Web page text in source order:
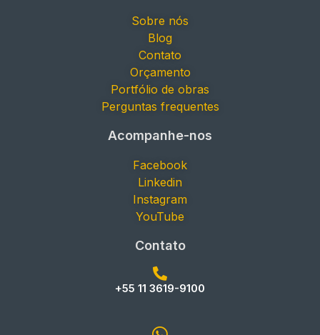
Sobre nós
Blog
Contato
Orçamento
Portfólio de obras
Perguntas frequentes
Acompanhe-nos
Facebook
Linkedin
Instagram
YouTube
Contato
+55 11 3619-9100